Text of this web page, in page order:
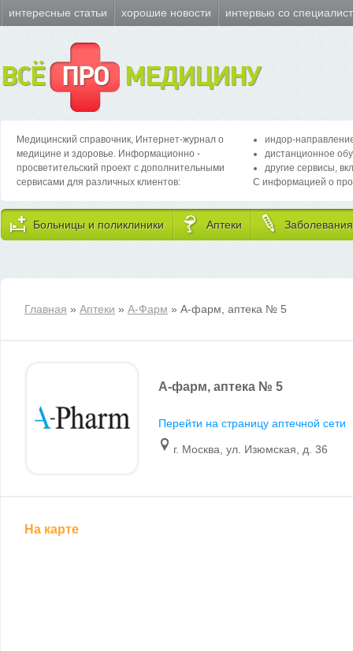
интересные статьи хорошие новости интервью со
ВСЁ ПРО МЕДИЦИНУ
Медицинский справочник, Интернет-журнал о
медицине и здоровье. Информационно -
просветительский проект с дополнительными
сервисами для различных клиентов:
индор-
дистанционное
другие сервисы,
С информацией о
Больницы и поликлиники Аптеки Заболевания
Главная » Аптеки » А-Фарм » А-фарм, аптека № 5
А-фарм, аптека № 5
Перейти на страницу аптечной сети
г. Москва, ул. Изюмская, д. 36
На карте